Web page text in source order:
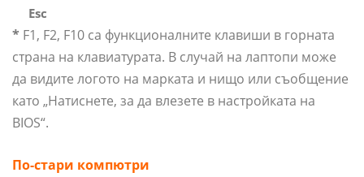
Esc
* F1, F2, F10 са функционалните клавиши в горната
страна на клавиатурата. В случай на лаптопи може
да видите логото на марката и нищо или съобщение
като „Натиснете, за да влезете в настройката на
BIOS“.
По-стари компютри